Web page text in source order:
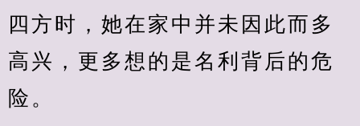
四方时，她在家中并未因此而多
高兴，更多想的是名利背后的危
险。